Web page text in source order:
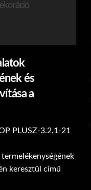
és
a
PLUSZ-3.2.1-21
keresztül című